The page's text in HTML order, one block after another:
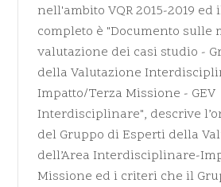
nell'ambito VQR 2015-2019
completo è "Documento sulle
valutazione dei casi studio -
della Valutazione
Impatto/Terza Missione - GEV
Interdisciplinare", descrive
del Gruppo di Esperti della
dell’Area Interdisciplinare-
Missione ed i criteri che il